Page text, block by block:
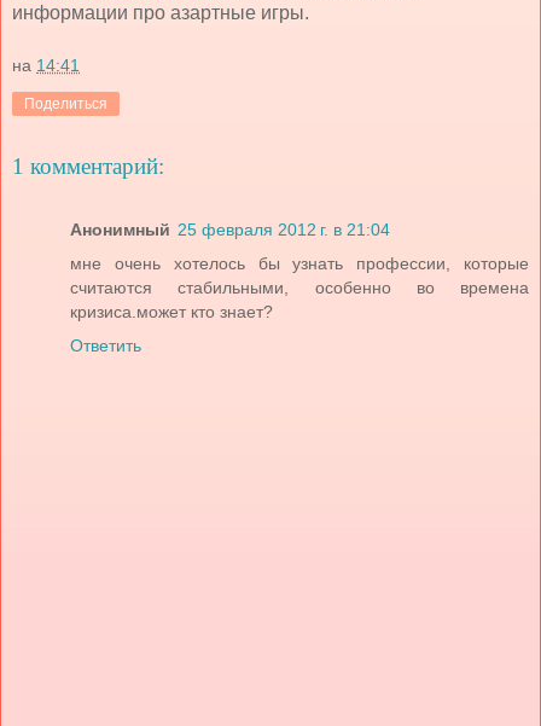
информации про азартные игры.
на 14:41
Поделиться
1 комментарий:
Анонимный 25 февраля 2012 г. в 21:04
мне очень хотелось бы узнать профессии, которые
считаются стабильными, особенно во времена
кризиса.может кто знает?
Ответить